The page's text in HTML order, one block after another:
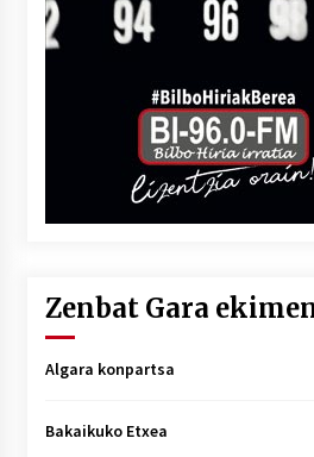
Zenbat Gara
Algara konpartsa
Bakaikuko Etxea